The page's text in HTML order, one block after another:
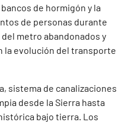
de hormigón y la
de personas durante
metro abandonados y
la evolución del transporte
sistema de canalizaciones
desde la Sierra hasta
bajo tierra. Los